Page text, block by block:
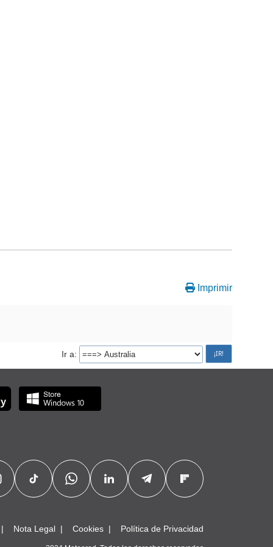
Imprimir
Ir a
Nota Legal Cookies Política de Privacidad